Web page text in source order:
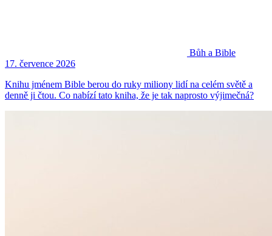
Bůh a Bible
17. července 2026
Knihu jménem Bible berou do ruky miliony lidí na celém světě a
denně ji čtou. Co nabízí tato kniha, že je tak naprosto výjimečná?